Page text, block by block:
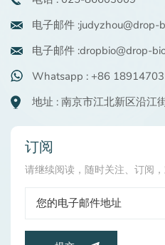
电子邮件 :judyzhou@drop-
电子邮件 :dropbio@drop-
Whatsapp : +86
地址 : 南京市江北新区沿江
订阅
请继续阅读，随时关注、订阅，